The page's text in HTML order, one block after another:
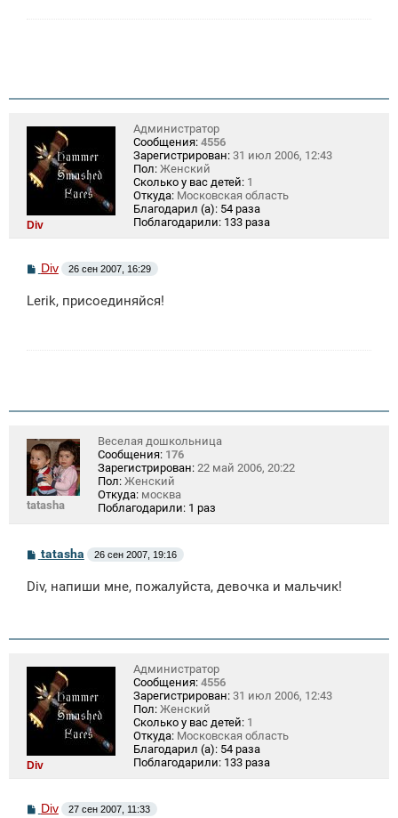
Div
Администратор
Сообщения: 4556
Зарегистрирован: 31 июл 2006, 12:43
Пол: Женский
Сколько у вас детей: 1
Откуда: Московская область
Благодарил (а): 54 раза
Поблагодарили: 133 раза
С
о
б
Div 26 сен 2007, 16:29
Lerik, присоединяйся!
tatasha
Веселая дошкольница
Сообщения: 176
Зарегистрирован: 22 май 2006, 20:22
Пол: Женский
Откуда: москва
Поблагодарили: 1 раз
С
б
и
tatasha 26 сен 2007, 19:16
Div, напиши мне, пожалуйста, девочка и мальчик!
Div
Администратор
Сообщения: 4556
Зарегистрирован: 31 июл 2006, 12:43
Пол: Женский
Сколько у вас детей: 1
Откуда: Московская область
Благодарил (а): 54 раза
Поблагодарили: 133 раза
СDiv 27 сен 2007, 11:33